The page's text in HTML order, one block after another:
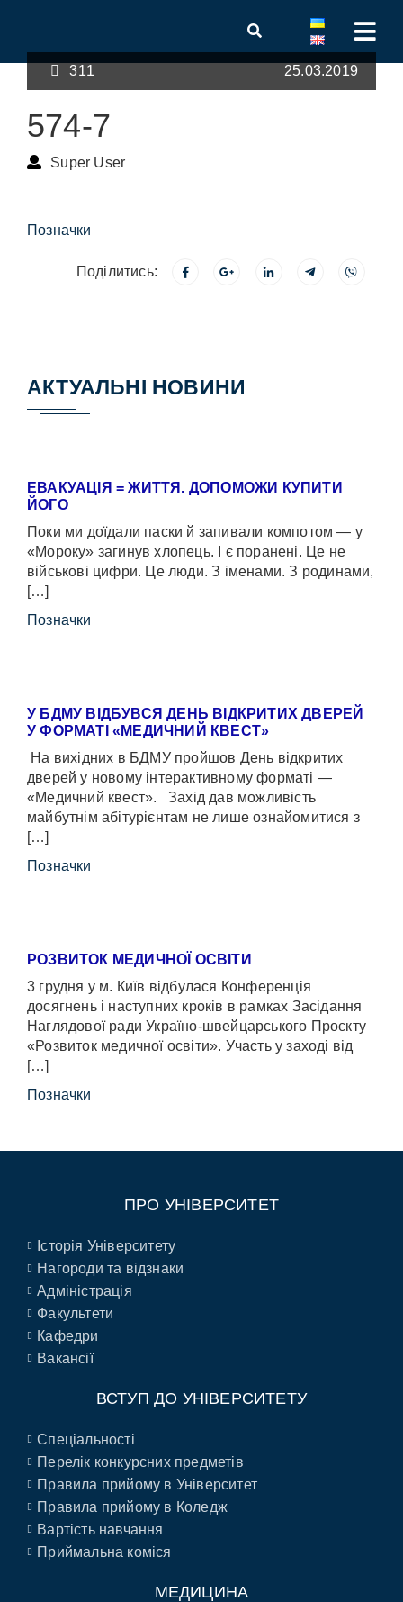
311 25.03.2019
574-7
Super User
Позначки
Поділитись:
АКТУАЛЬНІ НОВИНИ
ЕВАКУАЦІЯ = ЖИТТЯ. ДОПОМОЖИ КУПИТИ
ЙОГО
Поки ми доїдали паски й запивали компотом — у
«Мороку» загинув хлопець. І є поранені. Це не
військові цифри. Це люди. З іменами. З родинами,
[…]
Позначки
У БДМУ ВІДБУВСЯ ДЕНЬ ВІДКРИТИХ ДВЕРЕЙ
У ФОРМАТІ «МЕДИЧНИЙ КВЕСТ»
На вихідних в БДМУ пройшов День відкритих
дверей у новому інтерактивному форматі —
«Медичний квест». Захід дав можливість
майбутнім абітурієнтам не лише ознайомитися з
[…]
Позначки
РОЗВИТОК МЕДИЧНОЇ ОСВІТИ
3 грудня у м. Київ відбулася Конференція
досягнень і наступних кроків в рамках Засідання
Наглядової ради Україно-швейцарського Проєкту
«Розвиток медичної освіти». Участь у заході від
[…]
Позначки
ПРО УНІВЕРСИТЕТ
Історія Університету
Нагороди та відзнаки
Адміністрація
Факультети
Кафедри
Вакансії
ВСТУП ДО УНІВЕРСИТЕТУ
Спеціальності
Перелік конкурсних предметів
Правила прийому в Університет
Правила прийому в Коледж
Вартість навчання
Приймальна коміся
МЕДИЦИНА